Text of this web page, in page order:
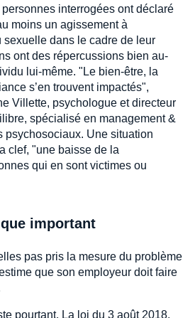
interrogées ont déclaré
moins un agissement à
sexuelle dans le cadre de leur
ont des répercussions bien au-
lui-même. "Le bien-être, la
s’en trouvent impactés",
Villette, psychologue et directeur
spécialisé en management &
psychosociaux. Une situation
clef, "une baisse de la
qui en sont victimes ou
important
pas pris la mesure du problème
que son employeur doit faire
pourtant. La loi du 3 août 2018,